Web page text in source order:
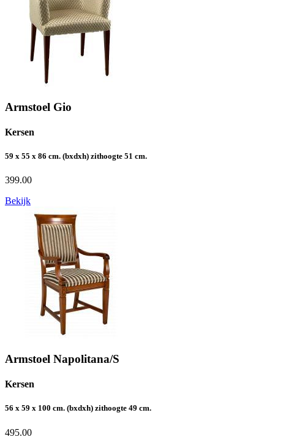
Armstoel Gio
Kersen
59 x 55 x 86 cm. (bxdxh) zithoogte 51 cm.
399.00
Bekijk
Armstoel Napolitana/S
Kersen
56 x 59 x 100 cm. (bxdxh) zithoogte 49 cm.
495.00